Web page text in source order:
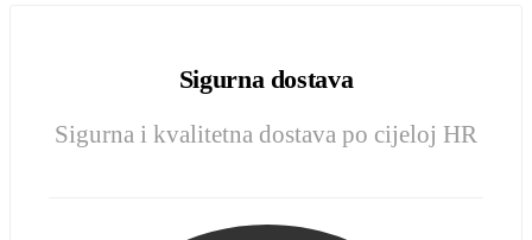
Sigurna dostava
Sigurna i kvalitetna dostava po cijeloj HR